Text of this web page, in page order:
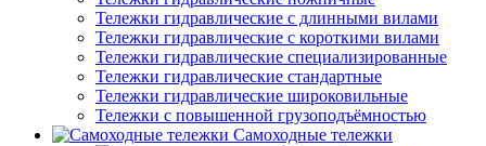
Тележки гидравлические с длинными вилами
Тележки гидравлические с короткими вилами
Тележки гидравлические специализированные
Тележки гидравлические стандартные
Тележки гидравлические широковильные
Тележки с повышенной грузоподъёмностью
Самоходные тележки